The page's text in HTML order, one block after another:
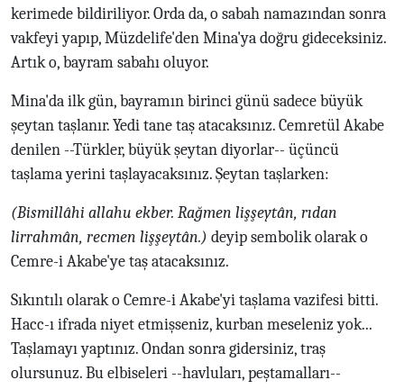
kerimede bildiriliyor. Orda da, o sabah namazından sonra
vakfeyi yapıp, Müzdelife'den Mina'ya doğru gideceksiniz.
Artık o, bayram sabahı oluyor.
Mina'da ilk gün, bayramın birinci günü sadece büyük
şeytan taşlanır. Yedi tane taş atacaksınız. Cemretül Akabe
denilen --Türkler, büyük şeytan diyorlar-- üçüncü
taşlama yerini taşlayacaksınız. Şeytan taşlarken:
(Bismillâhi allahu ekber. Rağmen lişşeytân, rıdan
lirrahmân, recmen lişşeytân.) deyip sembolik olarak o
Cemre-i Akabe'ye taş atacaksınız.
Sıkıntılı olarak o Cemre-i Akabe'yi taşlama vazifesi bitti.
Hacc-ı ifrada niyet etmişseniz, kurban meseleniz yok...
Taşlamayı yaptınız. Ondan sonra gidersiniz, traş
olursunuz. Bu elbiseleri --havluları, peştamalları--